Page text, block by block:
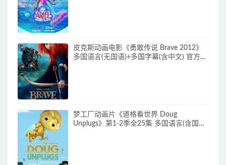
皮克斯动画电影《勇敢传说 Brave 2012》
多国语言(无国语)+多国字幕(含中文) 官方纯
梦工厂动画片《道格看世界 Doug
Unplugs》第1-2季全25集 多国语言(含国